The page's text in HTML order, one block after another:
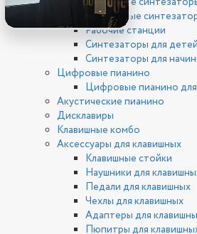
Аналоговые
Рабочие станции
Синтезаторы для детей
Синтезаторы для
Цифровые пианино
Цифровые пианино
Акустические пианино
Дисклавиры
Клавишные комбо
Аксессуары для клавишных
Клавишные стойки
Наушники для
Педали для клавишных
Чехлы для клавишных
Адаптеры для
Пюпитры для